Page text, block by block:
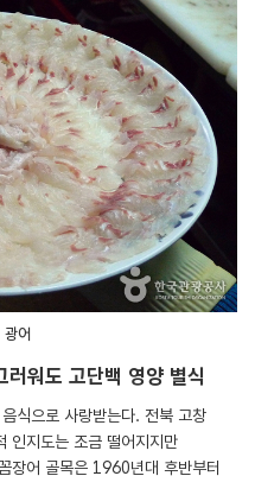
어
워도 고단백 영양 별식
식으로 사랑받는다. 전북 고창
인지도는 조금 떨어지지만
장어 골목은 1960년대 후반부터